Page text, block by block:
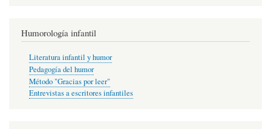
Humorología infantil
Literatura infantil y humor
Pedagogía del humor
Método "Gracias por leer"
Entrevistas a escritores infantiles